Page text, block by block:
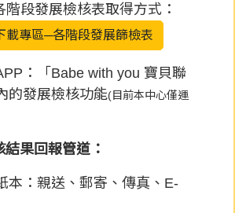
階段發展檢核表取得方式：
載專區─各階段發展篩檢表
：「Babe with you 寶貝聯
的發展檢核功能(目前本中心僅運
結果回報管道：
本：親送、郵寄、傳真、E-